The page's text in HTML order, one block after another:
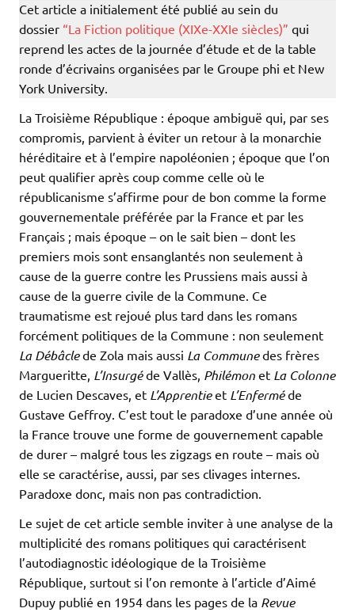
s
k
y
e
d
I
n
l
a
g
e
r
Cet article a initialement été publié au sein du
dossier “La Fiction politique (XIXe-XXIe siècles)” qui
reprend les actes de la journée d’étude et de la table
ronde d’écrivains organisées par le Groupe phi et New
York University.
La Troisième République : époque ambiguë qui, par ses
compromis, parvient à éviter un retour à la monarchie
héréditaire et à l’empire napoléonien ; époque que l’on
peut qualifier après coup comme celle où le
républicanisme s’affirme pour de bon comme la forme
gouvernementale préférée par la France et par les
Français ; mais époque – on le sait bien – dont les
premiers mois sont ensanglantés non seulement à
cause de la guerre contre les Prussiens mais aussi à
cause de la guerre civile de la Commune. Ce
traumatisme est rejoué plus tard dans les romans
forcément politiques de la Commune : non seulement
La Débâclede Zola mais aussi La Communedes frères
Margueritte, L’Insurgéde Vallès, Philémon et La Colonne
de Lucien Descaves, et L’Apprentieet L’Enferméde
Gustave Geffroy. C’est tout le paradoxe d’une année où
la France trouve une forme de gouvernement capable
de durer – malgré tous les zigzags en route – mais où
elle se caractérise, aussi, par ses clivages internes.
Paradoxe donc, mais non pas contradiction.
Le sujet de cet article semble inviter à une analyse de la
multiplicité des romans politiques qui caractérisent
l’autodiagnostic idéologique de la Troisième
République, surtout si l’on remonte à l’article d’Aimé
Dupuy publié en 1954 dans les pages de la Revue